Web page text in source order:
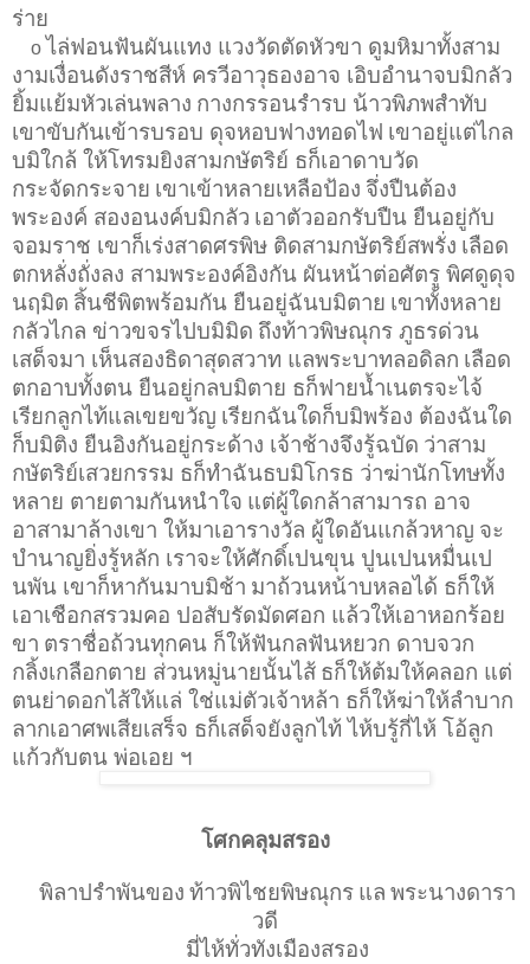
ร่าย
o ไล่ฟอนฟันผันแทง แวงวัดตัดหัวขา ดูมหิมาทั้งสาม
งามเงื่อนดังราชสีห์ ครวีอาวุธองอาจ เอิบอำนาจบมิกลัว
ยิ้มแย้มหัวเล่นพลาง กางกรรอนรำรบ น้าวพิภพสำทับ
เขาขับกันเข้ารบรอบ ดุจหอบฟางทอดไฟ เขาอยู่แต่ไกล
บมิใกล้ ให้โทรมยิงสามกษัตริย์ ธก็เอาดาบวัด
กระจัดกระจาย เขาเข้าหลายเหลือป้อง จึ่งปืนต้อง
พระองค์ สองอนงค์บมิกลัว เอาตัวออกรับปืน ยืนอยู่กับ
จอมราช เขาก็เร่งสาดศรพิษ ติดสามกษัตริย์สพรั่ง เลือด
ตกหลั่งถั่งลง สามพระองค์อิงกัน ผันหน้าต่อศัตรู พิศดูดุจ
นฤมิต สิ้นชีพิตพร้อมกัน ยืนอยู่ฉันบมิตาย เขาทั้งหลาย
กลัวไกล ข่าวขจรไปบมิมิด ถึงท้าวพิษณุกร ภูธรด่วน
เสด็จมา เห็นสองธิดาสุดสวาท แลพระบาทลอดิลก เลือด
ตกอาบทั้งตน ยืนอยู่กลบมิตาย ธก็ฟายน้ำเนตรจะไจ้
เรียกลูกไท้แลเขยขวัญ เรียกฉันใดก็บมิพร้อง ต้องฉันใด
ก็บมิติง ยืนอิงกันอยู่กระด้าง เจ้าช้างจึงรู้ฉบัด ว่าสาม
กษัตริย์เสวยกรรม ธก็ทำฉันธบมิโกรธ ว่าฆ่านักโทษทั้ง
หลาย ตายตามกันหนำใจ แต่ผู้ใดกล้าสามารถ อาจ
อาสามาล้างเขา ให้มาเอารางวัล ผู้ใดอันแกล้วหาญ จะ
บำนาญยิ่งรู้หลัก เราจะให้ศักดิ์เปนขุน ปูนเปนหมื่นเป
นพัน เขาก็หากันมาบมิช้า มาถ้วนหน้าบหลอได้ ธก็ให้
เอาเชือกสรวมคอ ปอสับรัดมัดศอก แล้วให้เอาหอกร้อย
ขา ตราชื่อถ้วนทุกคน ก็ให้ฟันกลฟันหยวก ดาบจวก
กลิ้งเกลือกตาย ส่วนหมู่นายนั้นไส้ ธก็ให้ต้มให้คลอก แต่
ตนย่าดอกไส้ให้แล่ ใช่แม่ตัวเจ้าหล้า ธก็ให้ฆ่าให้ลำบาก
ลากเอาศพเสียเสร็จ ธก็เสด็จยังลูกไท้ ไห้บรู้กี่ไห้ โอ้ลูก
แก้วกับตน พ่อเอย ฯ
โศกคลุมสรอง
พิลาปรำพันของ ท้าวพิไชยพิษณุกร แล พระนางดารา
วดี
มี่ไห้ทั่วทังเมืองสรอง